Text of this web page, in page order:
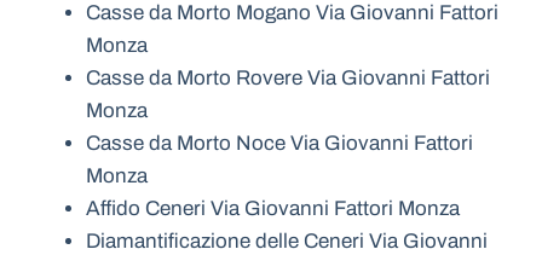
Casse da Morto Mogano Via Giovanni Fattori
Monza
Casse da Morto Rovere Via Giovanni Fattori
Monza
Casse da Morto Noce Via Giovanni Fattori
Monza
Affido Ceneri Via Giovanni Fattori Monza
Diamantificazione delle Ceneri Via Giovanni